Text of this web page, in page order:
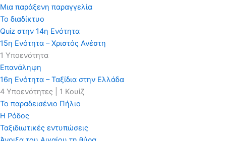
Μια παράξενη παραγγελία
Το διαδίκτυο
Quiz στην 14η Ενότητα
15η Ενότητα – Χριστός Ανέστη
1 Υποενότητα
Επανάληψη
16η Ενότητα – Ταξίδια στην Ελλάδα
4 Υποενότητες
1 Κουίζ
Το παραδεισένιο Πήλιο
Η Ρόδος
Ταξιδιωτικές εντυπώσεις